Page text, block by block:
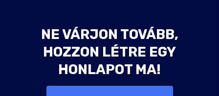
NE VÁRJON TOVÁBB,
HOZZON LÉTRE EGY
HONLAPOT MA!